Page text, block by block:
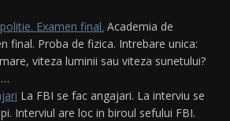
Examen final. Academia de
final. Proba de fizica. Intrebare unica:
viteza luminii sau viteza sunetului?
La FBI se fac angajari. La interviu se
Interviul are loc in biroul sefului FBI.